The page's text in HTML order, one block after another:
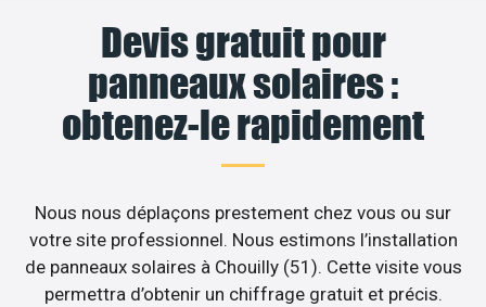
Devis gratuit pour
panneaux solaires :
obtenez-le rapidement
Nous nous déplaçons prestement chez vous ou sur
votre site professionnel. Nous estimons l’installation
de panneaux solaires à Chouilly (51). Cette visite vous
permettra d’obtenir un chiffrage gratuit et précis.